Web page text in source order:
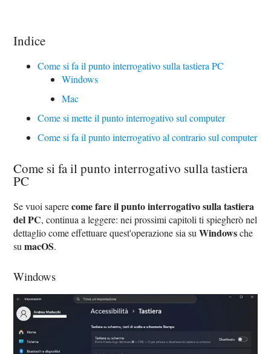
Indice
Come si fa il punto interrogativo sulla tastiera PC
Windows
Mac
Come si mette il punto interrogativo sul computer
Come si fa il punto interrogativo al contrario sul computer
Come si fa il punto interrogativo sulla tastiera
PC
Se vuoi saperecome fare il punto interrogativo sulla tastiera
del PC, continua a leggere: nei prossimi capitoli ti spiegherò nel
dettaglio come effettuare quest'operazione sia suWindowsche
sumacOS.
Windows